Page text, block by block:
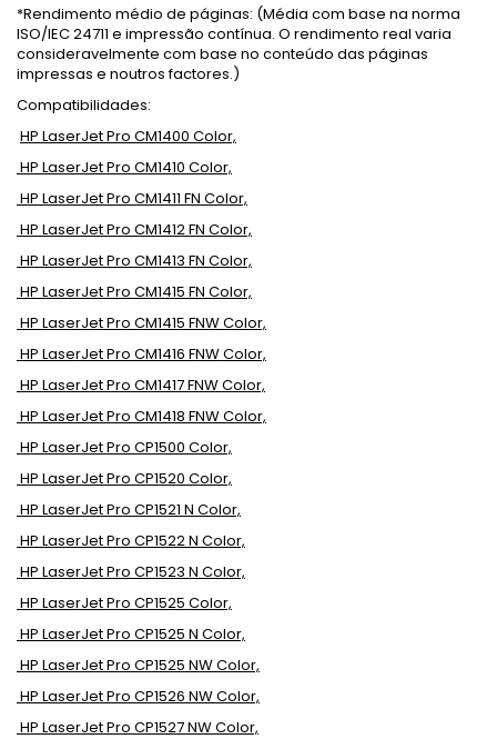
*Rendimento médio de páginas: (Média com base na norma
ISO/IEC 24711 e impressão contínua. O rendimento real varia
consideravelmente com base no conteúdo das páginas
impressas e noutros factores.)
Compatibilidades:
HP LaserJet Pro CM1400 Color,
HP LaserJet Pro CM1410 Color,
HP LaserJet Pro CM1411 FN Color,
HP LaserJet Pro CM1412 FN Color,
HP LaserJet Pro CM1413 FN Color,
HP LaserJet Pro CM1415 FN Color,
HP LaserJet Pro CM1415 FNW Color,
HP LaserJet Pro CM1416 FNW Color,
HP LaserJet Pro CM1417 FNW Color,
HP LaserJet Pro CM1418 FNW Color,
HP LaserJet Pro CP1500 Color,
HP LaserJet Pro CP1520 Color,
HP LaserJet Pro CP1521 N Color,
HP LaserJet Pro CP1522 N Color,
HP LaserJet Pro CP1523 N Color,
HP LaserJet Pro CP1525 Color,
HP LaserJet Pro CP1525 N Color,
HP LaserJet Pro CP1525 NW Color,
HP LaserJet Pro CP1526 NW Color,
HP LaserJet Pro CP1527 NW Color,